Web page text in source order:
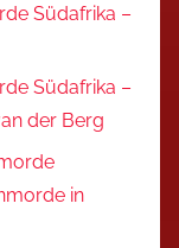
Südafrika –
Südafrika –
der Berg
in